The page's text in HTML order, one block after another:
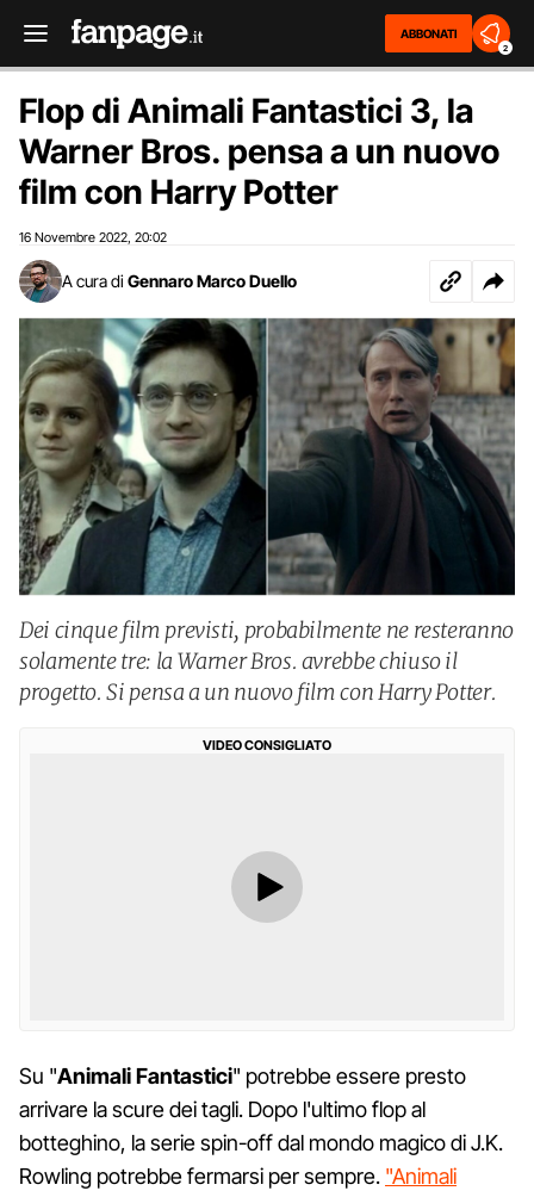
ABBONATI
2
Flop di Animali Fantastici 3, la
Warner Bros. pensa a un nuovo
film con Harry Potter
16 Novembre 2022 20:02
A cura di Gennaro Marco Duello
Dei cinque film previsti, probabilmente ne resteranno
solamente tre: la Warner Bros. avrebbe chiuso il
progetto. Si pensa a un nuovo film con Harry Potter.
VIDEO CONSIGLIATO
Su "AnimaliFantastici" potrebbe essere presto
arrivare la scure dei tagli. Dopo l'ultimo flop al
botteghino, la serie spin-off dal mondo magico di J.K.
Rowling potrebbe fermarsi per sempre. "Animali